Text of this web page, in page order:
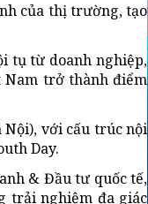
của thị trường, tạo
tụ từ doanh nghiệp,
Nam trở thành điểm
Nội), với cấu trúc nội
Day.
& Đầu tư quốc tế,
trải nghiệm đa giác